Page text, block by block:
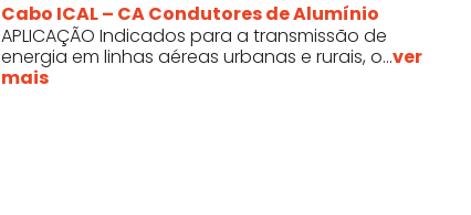
Cabo ICAL – CA Condutores de Alumínio
APLICAÇÃO Indicados para a transmissão de
energia em linhas aéreas urbanas e rurais, o...ver
mais